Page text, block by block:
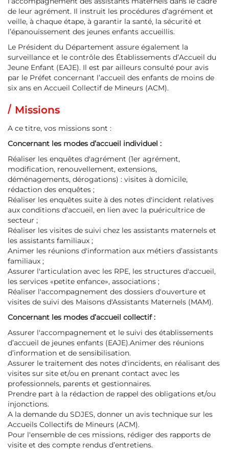
de leur agrément. Il instruit les procédures d’agrément et
veille, à chaque étape, à garantir la santé, la sécurité et
l’épanouissement des jeunes enfants accueillis.
Le Président du Département assure également la
surveillance et le contrôle des Établissements d’Accueil du
Jeune Enfant (EAJE). Il est par ailleurs consulté pour avis
par le Préfet concernant l’accueil des enfants de moins de
six ans en Accueil Collectif de Mineurs (ACM).
Missions
A ce titre, vos missions sont :
Concernant les modes d’accueil individuel :
Réaliser les enquêtes d'agrément (1er agrément,
modification, renouvellement, extensions,
déménagements, dérogations) : visites à domicile,
rédaction des enquêtes ;
Réaliser les enquêtes suite à des notes d'incident relatives
aux conditions d'accueil, en lien avec la puéricultrice de
secteur ;
Réaliser les visites de suivi chez les assistants maternels et
les assistants familiaux ;
Animer les réunions d'information aux métiers d’assistants
familiaux ;
Assurer l'articulation avec les RPE, les structures d'accueil,
les services «petite enfance», associations ;
Réaliser l'accompagnement des dossiers d'ouverture et
visites de suivi des Maisons d'Assistants Maternels (MAM).
Concernant les modes d’accueil collectif :
Assurer l'accompagnement et le suivi des établissements
d’accueil de jeunes enfants (EAJE).Animer des réunions
d’information et de sensibilisation.
Assurer le traitement des notes d'incidents, en réalisant des
visites sur site et/ou en prenant contact avec les
professionnels, parents et gestionnaires.
Prendre part à la rédaction de rappel des obligations et/ou
injonctions.
A la demande du SDJES, donner un avis technique sur les
Accueils Collectifs de Mineurs (ACM).
Pour l'ensemble de ces missions, rédiger des rapports de
visite et des compte rendus d’entretiens.